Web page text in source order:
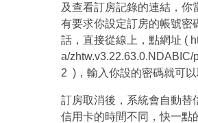
及查看訂房記錄的連結，你
有要求你設定訂房的帳號密
話，直接從線上，點網址 (
a/zhtw.v3.22.63.0.NDABIC/
2 )，輸入你設的密碼就可以
訂房取消後，系統會自動替
信用卡的時間不同，快一點